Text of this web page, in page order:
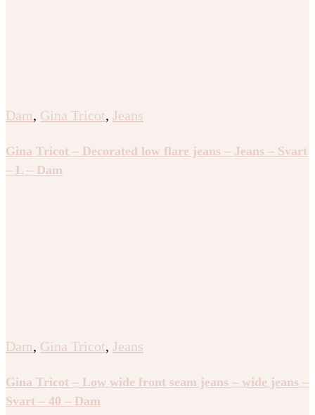
Dam, Gina Tricot, Jeans
Gina Tricot – Decorated low flare jeans – Jeans – Svart
– L – Dam
Dam, Gina Tricot, Jeans
Gina Tricot – Low wide front seam jeans – wide jeans –
Svart – 40 – Dam